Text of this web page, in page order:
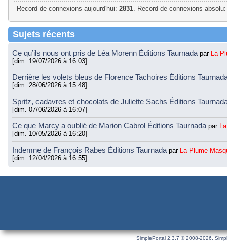
Record de connexions aujourd'hui:2831. Record de connexions
Sujets récents
Ce qu’ils nous ont pris de Léa Morenn Éditions Taurnada par La
[dim. 19/07/2026 à 16:03]
Derrière les volets bleus de Florence Tachoires Éditions
[dim. 28/06/2026 à 15:48]
Spritz, cadavres et chocolats de Juliette Sachs Éditions
[dim. 07/06/2026 à 16:07]
Ce que Marcy a oublié de Marion Cabrol Éditions Taurnada par
[dim. 10/05/2026 à 16:20]
Indemne de François Rabes Éditions Taurnada par La Plume
[dim. 12/04/2026 à 16:55]
SimplePortal 2.3.7 © 2008-2026,